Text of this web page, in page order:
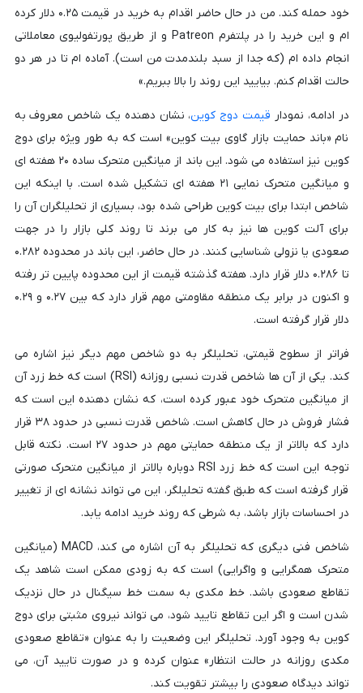
خود حمله کند. من در حال حاضر اقدام به خرید در قیمت ۰.۲۵ دلار کرده
ام و این خرید را در پلتفرم Patreon و از طریق پورتفولیوی معاملاتی
انجام داده ام (که جدا از سبد بلندمدت من است). آماده ام تا در هر دو
حالت اقدام کنم. بیایید این روند را بالا ببریم.»
در ادامه، نمودار قیمت دوج کوین، نشان دهنده یک شاخص معروف به
نام «باند حمایت بازار گاوی بیت کوین» است که به طور ویژه برای دوج
کوین نیز استفاده می شود. این باند از میانگین متحرک ساده ۲۰ هفته ای
و میانگین متحرک نمایی ۲۱ هفته ای تشکیل شده است. با اینکه این
شاخص ابتدا برای بیت کوین طراحی شده بود، بسیاری از تحلیلگران آن را
برای آلت کوین ها نیز به کار می برند تا روند کلی بازار را در جهت
صعودی یا نزولی شناسایی کنند. در حال حاضر، این باند در محدوده ۰.۲۸۲
تا ۰.۲۸۶ دلار قرار دارد. هفته گذشته قیمت از این محدوده پایین تر رفته
و اکنون در برابر یک منطقه مقاومتی مهم قرار دارد که بین ۰.۲۷ و ۰.۲۹
دلار قرار گرفته است.
فراتر از سطوح قیمتی، تحلیلگر به دو شاخص مهم دیگر نیز اشاره می
کند. یکی از آن ها شاخص قدرت نسبی روزانه (RSI) است که خط زرد آن
از میانگین متحرک خود عبور کرده است، که نشان دهنده این است که
فشار فروش در حال کاهش است. شاخص قدرت نسبی در حدود ۳۸ قرار
دارد که بالاتر از یک منطقه حمایتی مهم در حدود ۲۷ است. نکته قابل
توجه این است که خط زرد RSI دوباره بالاتر از میانگین متحرک صورتی
قرار گرفته است که طبق گفته تحلیلگر، این می تواند نشانه ای از تغییر
در احساسات بازار باشد، به شرطی که روند خرید ادامه یابد.
شاخص فنی دیگری که تحلیلگر به آن اشاره می کند، MACD (میانگین
متحرک همگرایی و واگرایی) است که به زودی ممکن است شاهد یک
تقاطع صعودی باشد. خط مکدی به سمت خط سیگنال در حال نزدیک
شدن است و اگر این تقاطع تایید شود، می تواند نیروی مثبتی برای دوج
کوین به وجود آورد. تحلیلگر این وضعیت را به عنوان «تقاطع صعودی
مکدی روزانه در حالت انتظار» عنوان کرده و در صورت تایید آن، می
تواند دیدگاه صعودی را بیشتر تقویت کند.